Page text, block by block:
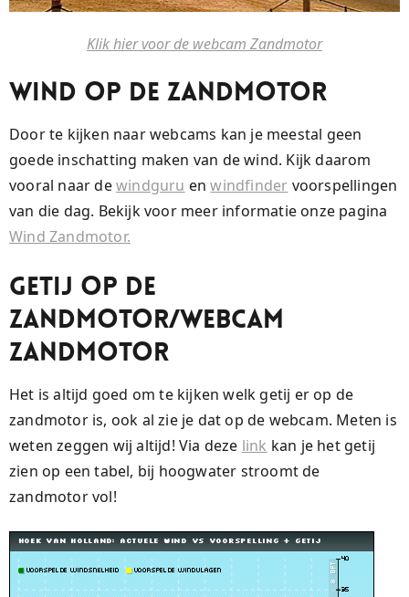
Klik hier voor de webcam Zandmotor
Wind op de zandmotor
Door te kijken naar webcams kan je meestal geen
goede inschatting maken van de wind. Kijk daarom
vooral naar dewindguru enwindfinder voorspellingen
van die dag. Bekijk voor meer informatie onze pagina
Wind Zandmotor.
Getij op de
zandmotor/webcam
zandmotor
Het is altijd goed om te kijken welk getij er op de
zandmotor is, ook al zie je dat op de webcam. Meten is
weten zeggen wij altijd! Via deze link kan je het getij
zien op een tabel, bij hoogwater stroomt de
zandmotor vol!